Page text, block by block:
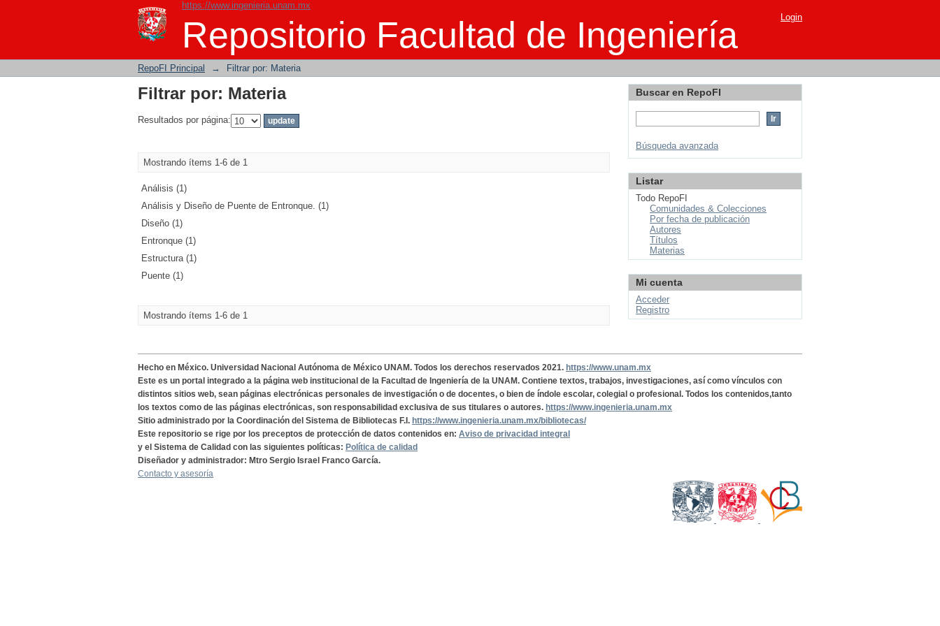
https://www.ingenieria.unam.mx
Repositorio Facultad de Ingeniería
Filtrar por: Materia Login
RepoFI Principal → Filtrar por: Materia
Filtrar por: Materia
Resultados por página:
Mostrando ítems 1-6 de 1
Análisis (1)
Análisis y Diseño de Puente de Entronque. (1)
Diseño (1)
Entronque (1)
Estructura (1)
Puente (1)
Mostrando ítems 1-6 de 1
Buscar en RepoFI
Búsqueda avanzada
Listar
Todo RepoFI
Comunidades & Colecciones
Por fecha de publicación
Autores
Títulos
Materias
Mi cuenta
Acceder
Registro
Hecho en México. Universidad Nacional Autónoma de México UNAM. Todos los derechos reservados 2021. https://www.unam.mx
Este es un portal integrado a la página web institucional de la Facultad de Ingeniería de la UNAM. Contiene textos, trabajos, investigaciones, así como vínculos con
distintos sitios web, sean páginas electrónicas personales de investigación o de docentes, o bien de índole escolar, colegial o profesional. Todos los contenidos,tanto
los textos como de las páginas electrónicas, son responsabilidad exclusiva de sus titulares o autores. https://www.ingenieria.unam.mx
Sitio administrado por la Coordinación del Sistema de Bibliotecas F.I. https://www.ingenieria.unam.mx/bibliotecas/
Este repositorio se rige por los preceptos de protección de datos contenidos en: Aviso de privacidad integral
y el Sistema de Calidad con las siguientes políticas: Política de calidad
Diseñador y administrador: Mtro Sergio Israel Franco García.
Contacto y asesoría